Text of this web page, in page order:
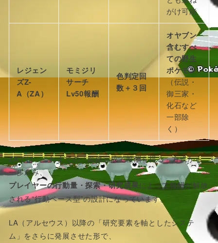
がけ可能
レジェン
ズZ-
A（ZA）
モミジリ
サーチ
Lv50報酬
色判定回
数＋３回
オヤブン
含むすべ
ての野生
ポケモン
（伝説・
御三家・
化石など
一部除
く）
ZAでは、これまでの「図鑑完成で報酬を得る」方式から
一歩進み、
プレイヤーの行動量・探索・研究成果によって報酬が解放
される“行動ベース型”の設計になっています。
LA（アルセウス）以降の「研究要素を軸としたシステ
ム」をさらに発展させた形で、